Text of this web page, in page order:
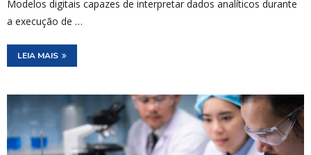
Modelos digitais capazes de interpretar dados analíticos durante
a execução de …
LEIA MAIS